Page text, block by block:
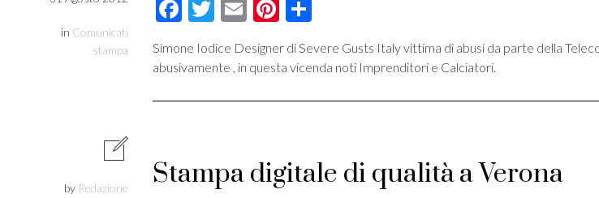
in Comunicati
stampa
Facebook
Twitter
EmailPinterest
Condividi
Simone Iodice Designer di Severe Gusts Italy vittima di abusi da parte della
abusivamente , in questa vicenda noti Imprenditori e Calciatori.
by Redazione
Stampa digitale di qualità a Verona